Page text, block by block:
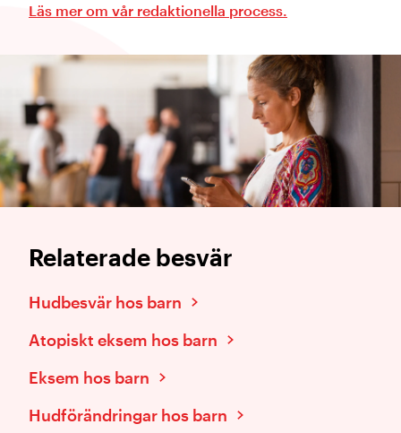
Läs mer om vår redaktionella process.
Relaterade besvär
Hudbesvär hos barn
Atopiskt eksem hos barn
Eksem hos barn
Hudförändringar hos barn